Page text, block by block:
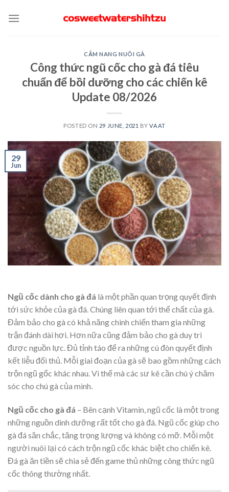
CẨM NANG NUÔI GÀ
Công thức ngũ cốc cho gà đá tiêu
chuẩn để bồi dưỡng cho các chiến kê
Update 08/2026
POSTED ON 29 JUNE, 2021 BYVAAT
29
Jun
Ngũ cốc dành cho gà đá là một phần quan trọng quyết định
tới sức khỏe của gà đá. Chúng liên quan tới thể chất của gà.
Đảm bảo cho gà có khả năng chinh chiến tham gia những
trận đánh dài hơi. Hơn nữa cũng đảm bảo cho gà duy trì
được nguồn lực. Đủ tỉnh táo để ra những cú đòn quyết định
kết liễu đối thủ. Mỗi giai đoạn của gà sẽ bao gồm những cách
trộn ngũ gốc khác nhau. Vì thế mà các sư kê cần chú ý chăm
sóc cho chú gà của mình.
Ngũ cốc cho gà đá – Bên cạnh Vitamin, ngũ cốc là một trong
những nguồn dinh dưỡng rất tốt cho gà đá. Ngũ cốc giúp cho
gà đá săn chắc, tăng trọng lượng và không có mỡ. Mỗi một
người nuôi lại có cách trộn ngũ cốc khác biệt cho chiến kê.
Đá gà ăn tiền sẽ chia sẻ đến game thủ những công thức ngũ
cốc thông thường nhất.